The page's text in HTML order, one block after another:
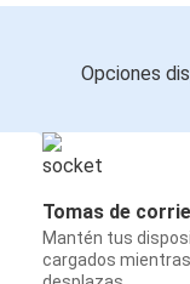
Opciones
Tomas de
Mantén tus
cargados